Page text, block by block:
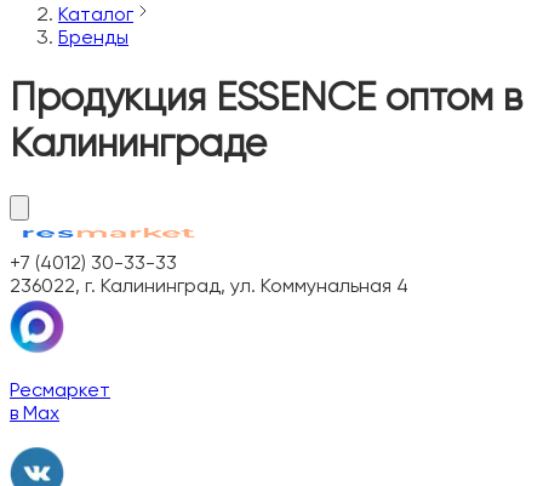
Каталог
Бренды
Продукция ESSENCE оптом в
Калининграде
+7 (4012) 30-33-33
236022, г. Калининград, ул. Коммунальная 4
Ресмаркет
в Max